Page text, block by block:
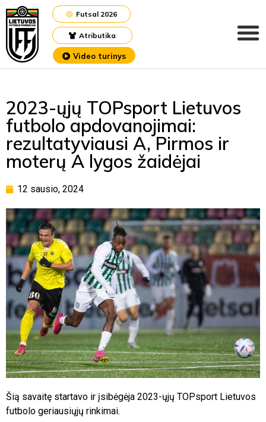
Atributika
Futsal 2026
Video turinys
2023-ųjų TOPsport Lietuvos
futbolo apdovanojimai:
rezultatyviausi A, Pirmos ir
moterų A lygos žaidėjai
12 sausio, 2024
Šią savaitę startavo ir įsibėgėja 2023-ųjų TOPsport Lietuvos
futbolo geriausiųjų rinkimai.